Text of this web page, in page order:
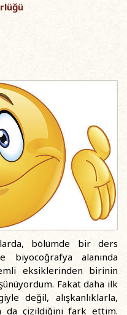
bölümde bir ders
biyocoğrafya alanında
eksiklerinden birinin
Fakat daha ilk
değil, alışkanlıklarla,
da çizildiğini fark ettim.